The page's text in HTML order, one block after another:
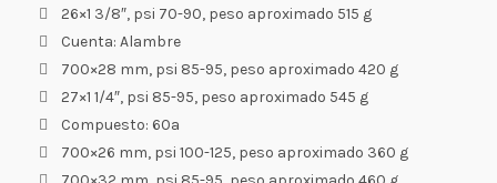
26×1 3/8″, psi 70-90, peso aproximado 515 g
Cuenta: Alambre
700×28 mm, psi 85-95, peso aproximado 420 g
27×1 1/4″, psi 85-95, peso aproximado 545 g
Compuesto: 60a
700×26 mm, psi 100-125, peso aproximado 360 g